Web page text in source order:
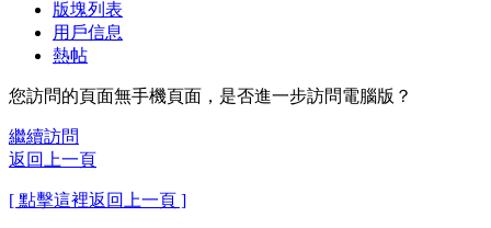
版塊列表
用戶信息
熱帖
您訪問的頁面無手機頁面，是否進一步訪問電腦版？
繼續訪問
返回上一頁
[ 點擊這裡返回上一頁 ]